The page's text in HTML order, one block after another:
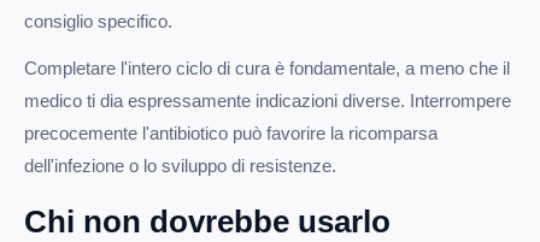
consiglio specifico.
Completare l'intero ciclo di cura è fondamentale, a meno che il
medico ti dia espressamente indicazioni diverse. Interrompere
precocemente l'antibiotico può favorire la ricomparsa
dell'infezione o lo sviluppo di resistenze.
Chi non dovrebbe usarlo